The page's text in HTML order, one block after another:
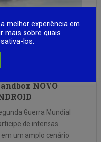
NOVO
Guerra Mundial
de intensas
um amplo cenário
melhor experiência em
mais sobre quais
los.